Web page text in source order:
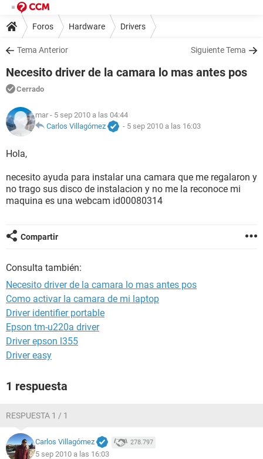
Foros Hardware Drivers
Tema Anterior Siguiente Tema
Necesito driver de la camara lo mas antes pos
Cerrado
mar - 5 sep 2010 a las 04:44
Carlos Villagómez
- 5 sep 2010 a las 16:03
Hola,
necesito ayuda para instalar una camara que me regalaron y
no trago sus disco de instalacion y no me la reconoce mi
maquina es una webcam id00080314
Compartir
Consulta también:
Necesito driver de la camara lo mas antes pos
Como activar la camara de mi laptop
Driver identifier portable
Epson tm-u220a driver
Driver epson l355
Driver easy
1 respuesta
RESPUESTA 1 / 1
Carlos Villagómez 278.797
5 sep 2010 a las 16:03